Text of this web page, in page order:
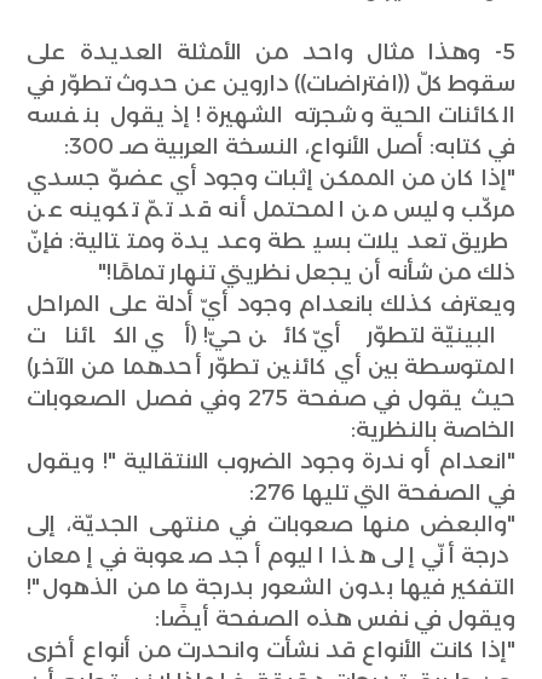
5- وهذا مثال واحد من الأمثلة العديدة على
سقوط كلّ ((افتراضات)) داروين عن حدوث تطوّر في
الكائنات الحية وشجرته الشهيرة! إذ يقول بنفسه
في كتابه: أصل الأنواع، النسخة العربية صـ 300:
"إذا كان من الممكن إثبات وجود أي عضوّ جسدي
مركّب وليس من المحتمل أنه قد تمّ تكوينه عن
طريق تعديلات بسيطة وعديدة ومتتالية: فإنّ
ذلك من شأنه أن يجعل نظريتي تنهار تمامًا!"
ويعترف كذلك بانعدام وجود أيّ أدلة على المراحل
البينيّة لتطوّر أيّ كائن حيّ! (أي الكائنات
المتوسطة بين أي كائنين تطوّر أحدهما من الآخر)
حيث يقول في صفحة 275 وفي فصل الصعوبات
الخاصة بالنظرية:
"انعدام أو ندرة وجود الضروب الانتقالية "! ويقول
في الصفحة التي تليها 276:
"والبعض منها صعوبات في منتهى الجديّة، إلى
درجة أنّي إلى هذا اليوم أجد صعوبة في إمعان
التفكير فيها بدون الشعور بدرجة ما من الذهول"!
ويقول في نفس هذه الصفحة أيضًا:
"إذا كانت الأنواع قد نشأت وانحدرت من أنواع أخرى